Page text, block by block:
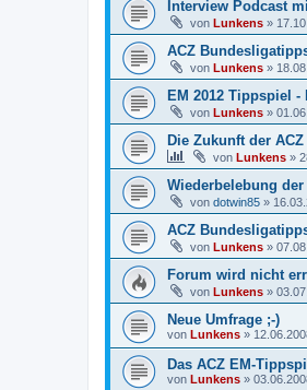
Interview Podcast
von Lunkens »
ACZ
von Lunkens »
EM 2012 Tippspiel -
von Lunkens »
Die Zukunft der
von Lunkens »
Wiederbelebung
von dotwin85 »
ACZ
von Lunkens »
Forum wird nicht
von Lunkens »
Neue Umfrage ;-)
von Lunkens »
Das ACZ EM-
von Lunkens »